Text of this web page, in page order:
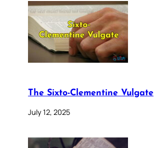
The Sixto-Clementine Vulgate
July 12, 2025